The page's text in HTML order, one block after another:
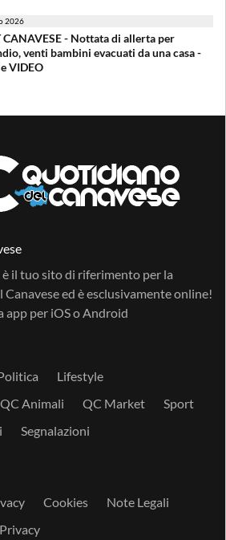
2026
CANAVESE - Nottata di allerta per
venti bambini evacuati da una casa -
VIDEO
il tuo sito di riferimento per la
Canavese ed è esclusivamente online!
app per iOSoAndroid
Lifestyle
QC Animali QC Market
Sport
Segnalazioni
Cookies
Note Legali